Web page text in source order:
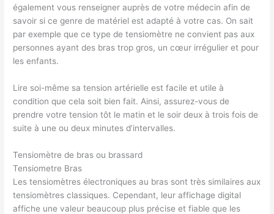
également vous renseigner auprès de votre médecin afin de
savoir si ce genre de matériel est adapté à votre cas. On sait
par exemple que ce type de tensiomètre ne convient pas aux
personnes ayant des bras trop gros, un cœur irrégulier et pour
les enfants.
Lire soi-même sa tension artérielle est facile et utile à
condition que cela soit bien fait. Ainsi, assurez-vous de
prendre votre tension tôt le matin et le soir deux à trois fois de
suite à une ou deux minutes d’intervalles.
Tensiomètre de bras ou brassard
Tensiometre Bras
Les tensiomètres électroniques au bras sont très similaires aux
tensiomètres classiques. Cependant, leur affichage digital
affiche une valeur beaucoup plus précise et fiable que les